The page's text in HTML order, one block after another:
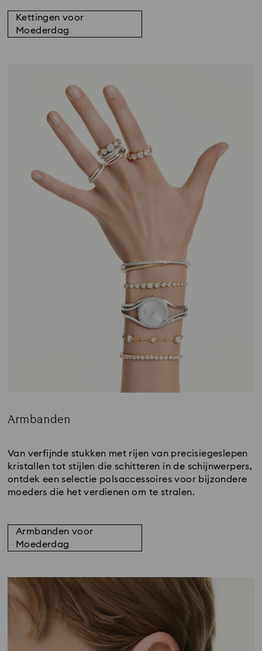
Kettingen voor
Moederdag
Armbanden
Van verfijnde stukken met rijen van precisiegeslepen
kristallen tot stijlen die schitteren in de schijnwerpers,
ontdek een selectie polsaccessoires voor bijzondere
moeders die het verdienen om te stralen.
Armbanden voor
Moederdag